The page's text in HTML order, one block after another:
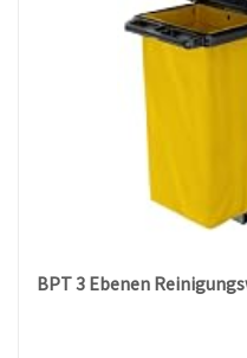
BPT 3 Ebenen